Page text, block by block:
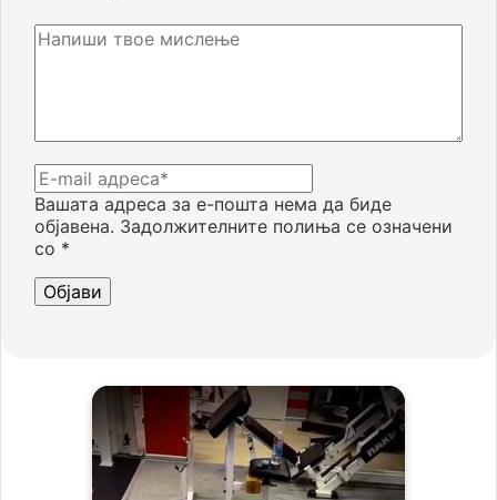
Вашата адреса за е-пошта нема да биде
објавена. Задолжителните полиња се означени
со *